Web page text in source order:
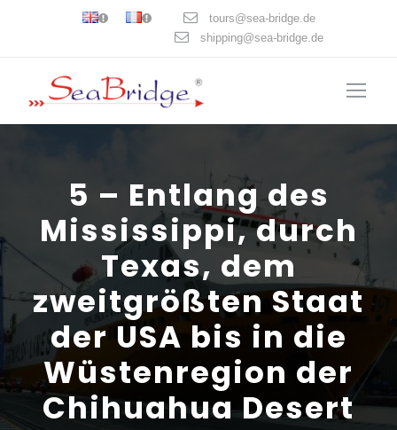
tours@sea-bridge.de
shipping@sea-bridge.de
5 – Entlang des
Mississippi, durch
Texas, dem
zweitgrößten Staat
der USA bis in die
Wüstenregion der
Chihuahua Desert